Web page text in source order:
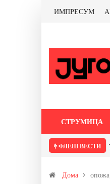
ИМПРЕСУМ
СТРУМИЦА
ФЛЕШ ВЕСТИ
Дома